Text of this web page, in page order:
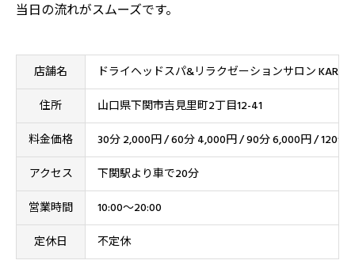
当日の流れがスムーズです。
店舗名 ドライヘッドスパ&リラクゼーションサロン
住所 山口県下関市吉見里町2丁目12-41
料金価格 30分 2,000円 / 60分 4,000円 / 90分 6,000円 / 120分
アクセス 下関駅より車で20分
営業時間 10:00〜20:00
定休日 不定休